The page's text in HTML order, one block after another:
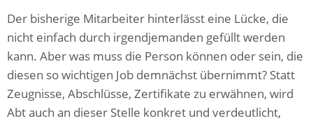
Der bisherige Mitarbeiter hinterlässt eine Lücke, die
nicht einfach durch irgendjemanden gefüllt werden
kann. Aber was muss die Person können oder sein, die
diesen so wichtigen Job demnächst übernimmt? Statt
Zeugnisse, Abschlüsse, Zertifikate zu erwähnen, wird
Abt auch an dieser Stelle konkret und verdeutlicht,